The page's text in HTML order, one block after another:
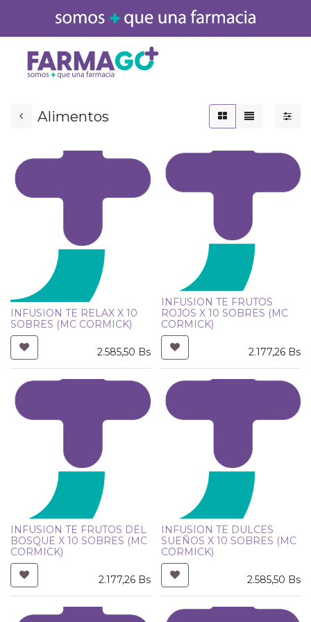
Alimentos
INFUSION TE RELAX X 10
SOBRES (MC CORMICK)
2.585,50 Bs
INFUSION TE FRUTOS
ROJOS X 10 SOBRES (MC
CORMICK)
2.177,26 Bs
INFUSION TE FRUTOS DEL
BOSQUE X 10 SOBRES (MC
CORMICK)
2.177,26Bs
INFUSION TE DULCES
SUEÑOS X 10 SOBRES (MC
CORMICK)
2.585,50 Bs